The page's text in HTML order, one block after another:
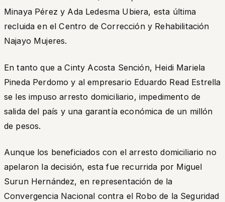
Minaya Pérez y Ada Ledesma Ubiera, esta última
recluida en el Centro de Corrección y Rehabilitación
Najayo Mujeres.
En tanto que a Cinty Acosta Sención, Heidi Mariela
Pineda Perdomo y al empresario Eduardo Read Estrella
se les impuso arresto domiciliario, impedimento de
salida del país y una garantía económica de un millón
de pesos.
Aunque los beneficiados con el arresto domiciliario no
apelaron la decisión, esta fue recurrida por Miguel
Surun Hernández, en representación de la
Convergencia Nacional contra el Robo de la Seguridad